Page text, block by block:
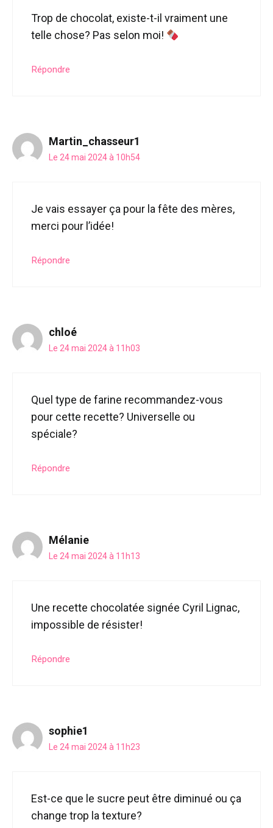
Trop de chocolat, existe-t-il vraiment une
telle chose? Pas selon moi!
Répondre
Martin_chasseur1
Le 24 mai 2024 à 10h54
Je vais essayer ça pour la fête des mères,
merci pour l’idée!
Répondre
chloé
Le 24 mai 2024 à 11h03
Quel type de farine recommandez-vous
pour cette recette? Universelle ou
spéciale?
Répondre
Mélanie
Le 24 mai 2024 à 11h13
Une recette chocolatée signée Cyril Lignac,
impossible de résister!
Répondre
sophie1
Le 24 mai 2024 à 11h23
Est-ce que le sucre peut être diminué ou ça
change trop la texture?